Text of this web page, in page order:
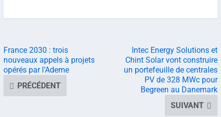
France 2030 : trois
nouveaux appels à projets
opérés par l’Ademe
PRÉCÉDENT
Intec Energy Solutions et
Chint Solar vont construire
un portefeuille de centrales
PV de 328 MWc pour
Begreen au Danemark
SUIVANT